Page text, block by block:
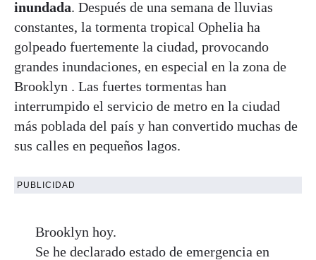
inundada. Después de una semana de lluvias
constantes, la tormenta tropical Ophelia ha
golpeado fuertemente la ciudad, provocando
grandes inundaciones, en especial en la zona de
Brooklyn . Las fuertes tormentas han
interrumpido el servicio de metro en la ciudad
más poblada del país y han convertido muchas de
sus calles en pequeños lagos.
PUBLICIDAD
Brooklyn hoy.
Se he declarado estado de emergencia en